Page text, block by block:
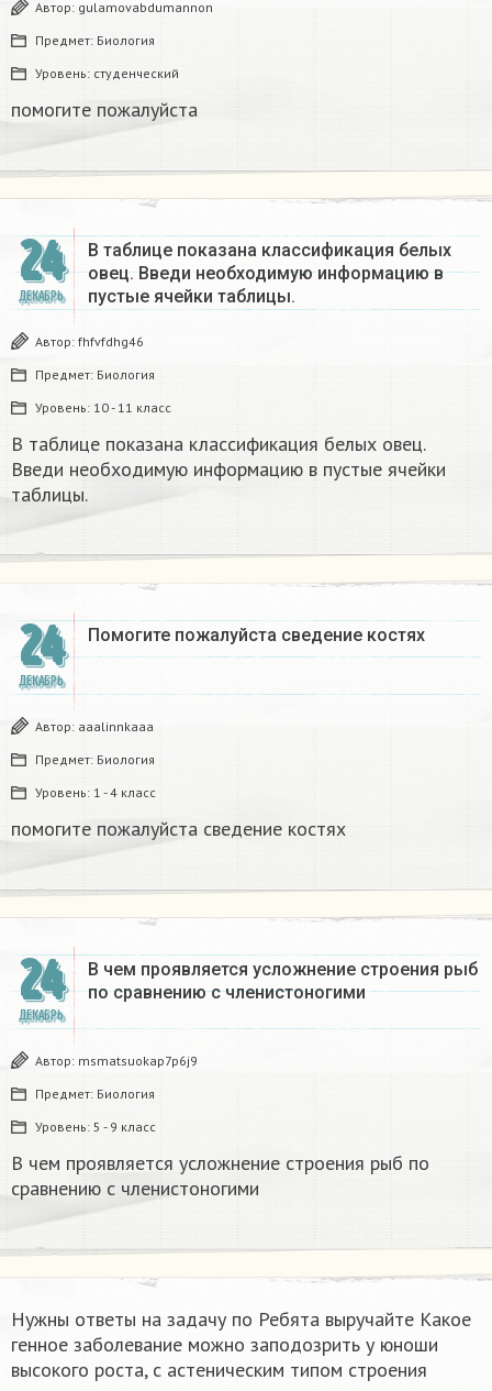
Автор: gulamovabdumannon
Предмет: Биология
Уровень: студенческий
помогите пожалуйста ​
24
ДЕКАБРЬ
В таблице показана классификация белых
овец. Введи необходимую информацию в
пустые ячейки таблицы.​
Автор: fhfvfdhg46
Предмет: Биология
Уровень: 10 - 11 класс
В таблице показана классификация белых овец.
Введи необходимую информацию в пустые ячейки
таблицы.​
24
ДЕКАБРЬ
Помогите пожалуйста сведение костях​
Автор: aaalinnkaaa
Предмет: Биология
Уровень: 1 - 4 класс
помогите пожалуйста сведение костях​
24
ДЕКАБРЬ
В чем проявляется усложнение строения рыб
по сравнению с членистоногими
Автор: msmatsuokap7p6j9
Предмет: Биология
Уровень: 5 - 9 класс
В чем проявляется усложнение строения рыб по
сравнению с членистоногими
Нужны ответы на задачу по Ребята выручайте Какое
генное заболевание можно заподозрить у юноши
высокого роста, с астеническим типом строения